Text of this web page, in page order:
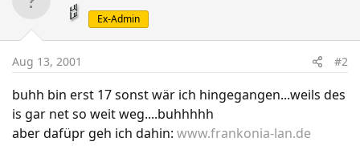
Ex-Admin
Aug 13, 2001 #2
buhh bin erst 17 sonst wär ich hingegangen...weils des
is gar net so weit weg....buhhhhh
aber dafüpr geh ich dahin: www.frankonia-lan.de